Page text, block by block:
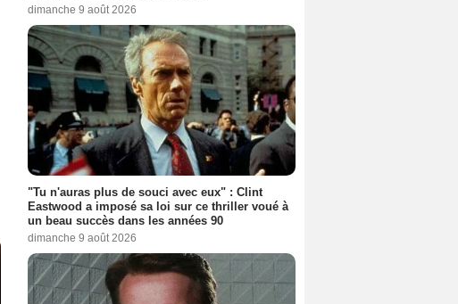
dimanche 9 août 2026
"Tu n'auras plus de souci avec eux" : Clint
Eastwood a imposé sa loi sur ce thriller voué à
un beau succès dans les années 90
dimanche 9 août 2026